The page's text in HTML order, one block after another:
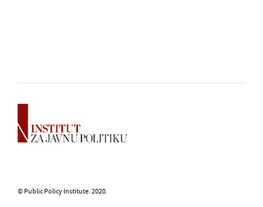
© Public Policy Institute. 2020.